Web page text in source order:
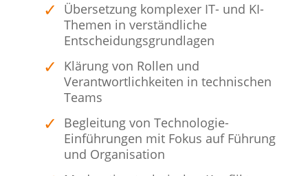
Übersetzung komplexer IT- und KI-
Themen in verständliche
Entscheidungsgrundlagen
Klärung von Rollen und
Verantwortlichkeiten in technischen
Teams
Begleitung von Technologie-
Einführungen mit Fokus auf Führung
und Organisation